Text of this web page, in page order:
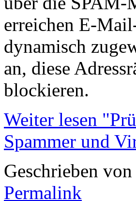
erreichen E-
dynamisch
an, diese
blockieren.
Weiter lesen
Spammer und
Geschrieben
Permalink